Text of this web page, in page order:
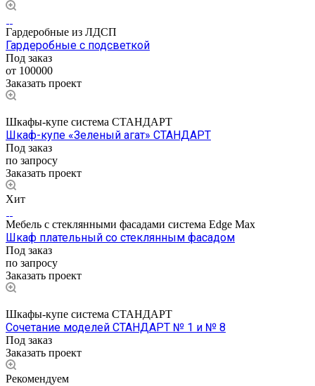
Гардеробные из ЛДСП
Гардеробные с подсветкой
Под заказ
от 100000
Заказать проект
Шкафы-купе система СТАНДАРТ
Шкаф-купе «Зеленый агат» СТАНДАРТ
Под заказ
по запросу
Заказать проект
Хит
Мебель с стеклянными фасадами система Edge Max
Шкаф плательный со стеклянным фасадом
Под заказ
по запросу
Заказать проект
Шкафы-купе система СТАНДАРТ
Сочетание моделей СТАНДАРТ № 1 и № 8
Под заказ
Заказать проект
Рекомендуем